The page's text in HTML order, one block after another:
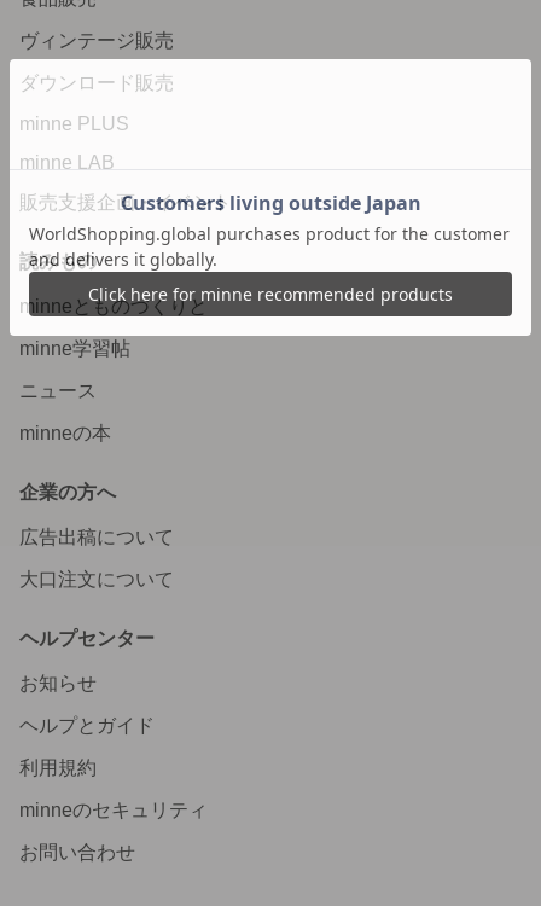
ヴィンテージ販売
ダウンロード販売
minne PLUS
minne LAB
販売支援企画・イベント
読みもの
minneとものづくりと
minne学習帖
ニュース
minneの本
企業の方へ
広告出稿について
大口注文について
ヘルプセンター
お知らせ
ヘルプとガイド
利用規約
minneのセキュリティ
お問い合わせ